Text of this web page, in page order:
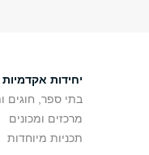
יחידות אקדמיות
בתי ספר, חוגים
מרכזים ומכונים
תכניות מיוחדות